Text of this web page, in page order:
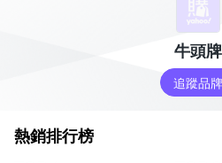
牛頭牌
追蹤品牌
熱銷排行榜